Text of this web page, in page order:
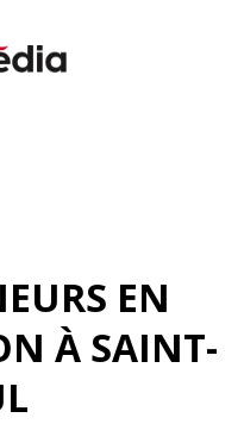
EN
À SAINT-